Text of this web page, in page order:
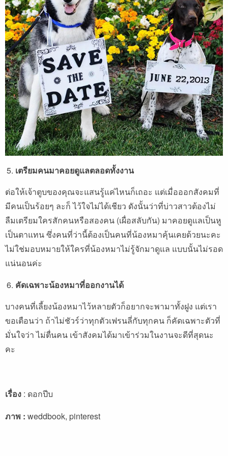
เตรียมคนมาคอยดูแลตลอดทั้งงาน
ต่อให้เจ้าตูบของคุณจะแสนรู้แค่ไหนก็เถอะ แต่เมื่อออกสังคมที่
มีคนเป็นร้อยๆ ละก็ ไว้ใจไม่ได้เชียว ดังนั้นว่าที่บ่าวสาวต้องไม่
ลืมเตรียมใครสักคนหรือสองคน (เผื่อสลับกัน) มาคอยดูแลเป็นหู
เป็นตาแทน ซึ่งคนที่ว่านี้ต้องเป็นคนที่น้องหมาคุ้นเคยด้วยนะคะ
ไม่ใช่มอบหมายให้ใครที่น้องหมาไม่รู้จักมาดูแล แบบนั้นไม่รอด
แน่นอนค่ะ
คัดเฉพาะน้องหมาที่ออกงานได้
บางคนที่เลี้ยงน้องหมาไว้หลายตัวก็อยากจะพามาทั้งฝูง แต่เรา
ขอเตือนว่า ถ้าไม่ชัวร์ว่าทุกตัวเฟรนลี่กับทุกคน ก็คัดเฉพาะตัวที่
มั่นใจว่า ไม่ตื่นคน เข้าสังคมได้มาเข้าร่วมในงานจะดีที่สุดนะ
คะ
เรื่อง : ดอกปีบ
ภาพ : weddbook, pinterest